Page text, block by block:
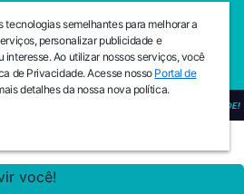
Liberdade, São Paulo, 01503-001
(11) 3469 - 1818
PREVENIR É VIVER COM QUALIDADE!
tecnologias semelhantes para melhorar a
personalizar publicidade e
interesse. Ao utilizar nossos serviços, você
de Privacidade. Acesse nosso Portal de
detalhes da nossa nova política.
você!